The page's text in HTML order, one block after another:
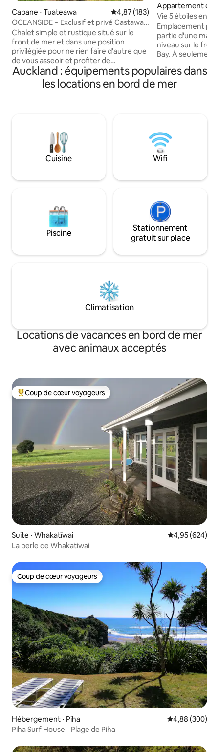
Cabane ⋅ Tuateawa Évaluation moyenne sur la
4,87 (183)
OCEANSIDE ~ Exclusif et privé Castaway
Cottage
Chalet simple et rustique situé sur le
front de mer et dans une position
privilégiée pour ne rien faire d'autre que
de vous asseoir et profiter de
l'emplacement et du paysage
incroyables. Castaway Cottage accueille
les couples pour faire l'expérience d'une
installations de cuisson comprennent
une plaque de cuisson à 2 zones, un four
à micro-ondes, un barbecue Webber
pour bébé (au gaz fourni), un
moderne. Lit Queen au niveau du sol.
Appartement en
⋅ Auckland
Vie 5 étoiles en
Emplacement
partie d'une
niveau sur le
Bay. À seulement 3-4 minutes à pied du
Deux grandes
grande salle de
l'usage exclusif
extérieure avec
jardin avec vue
Rangitoto. Machine à café Nespresso.
recharge de VE
Auckland : équipements populaires dans
les locations en bord de mer
Cuisine Wifi
Piscine
Stationnement
gratuit sur place
Climatisation
Locations de vacances en bord de mer
avec animaux acceptés
Coups de cœur voyageurs les plus appréciés
Coup de cœur voyageurs
Suite ⋅ Whakatīwai Évaluation
4,95 (624)
La perle de Whakatiwai
Coup de cœur voyageurs
Coup de cœur voyageurs
Hébergement ⋅ Piha Évaluation
4,88 (300)
Piha Surf House - Plage de Piha